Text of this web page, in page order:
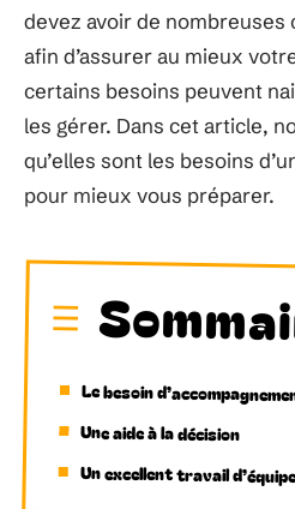
devez avoir de
afin d’assurer au mieux
certains besoins peuvent
les gérer. Dans cet article,
qu’elles sont les besoins
pour mieux vous préparer.
Le besoin
Une aide à la décision
Un excellent travail d’équipe